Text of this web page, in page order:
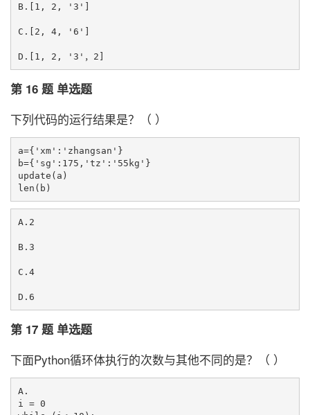
B.[1, 2, '3']
C.[2, 4, '6']
第 16 题 单选题
下列代码的运行结果是？（ ）
a={'xm':'zhangsan'}
b={'sg':175,'tz':'55kg'}
update(a)
A.2
B.3
C.4
第 17 题 单选题
下面Python循环体执行的次数与其他不同的是？（ ）
A.
i = 0